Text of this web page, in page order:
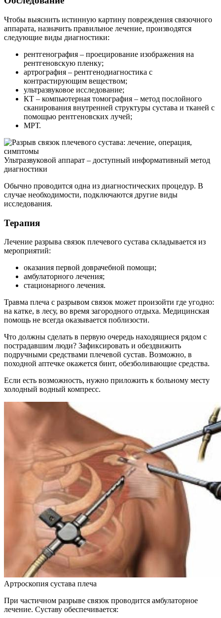
Чтобы выяснить истинную картину повреждения связочного
аппарата, назначить правильное лечение, производятся
следующие виды диагностики:
рентгенография – проецирование изображения на
рентгеновскую пленку;
артрография – рентгенодиагностика с
контрастирующим веществом;
ультразвуковое исследование;
КТ – компьютерная томография – метод послойного
сканирования внутренней структуры сустава и тканей с
помощью рентгеновских лучей;
МРТ.
Ультразвуковой аппарат – доступный информативный метод
диагностики
Обычно проводится одна из диагностических процедур. В
случае необходимости, подключаются другие виды
исследования.
Терапия
Лечение разрыва связок плечевого сустава складывается из
мероприятий:
оказания первой доврачебной помощи;
амбулаторного лечения;
стационарного лечения.
Травма плеча с разрывом связок может произойти где угодно:
на катке, в лесу, во время загородного отдыха. Медицинская
помощь не всегда оказывается поблизости.
Что должны сделать в первую очередь находящиеся рядом с
пострадавшим люди? Зафиксировать и обездвижить
подручными средствами плечевой сустав. Возможно, в
походной аптечке окажется бинт, обезболивающие средства.
Если есть возможность, нужно приложить к больному месту
холодный водный компресс.
Артроскопия сустава плеча
При частичном разрыве связок проводится амбулаторное
лечение. Суставу обеспечивается: